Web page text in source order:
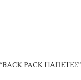
“BACK PACK ΠΑΓΙΕΤΕΣ”